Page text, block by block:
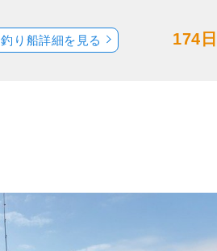
174
釣り船詳細を見る